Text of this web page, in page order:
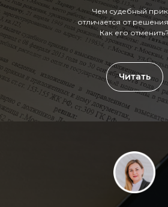
Чем судебный
отличается от
Как его отменить?
Читать